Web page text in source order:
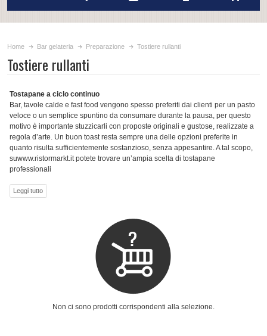
Home Bar gelateria Preparazione Tostiere rullanti
Tostiere rullanti
Tostapane a ciclo continuo
Bar, tavole calde e fast food vengono spesso preferiti dai clienti per un pasto
veloce o un semplice spuntino da consumare durante la pausa, per questo
motivo è importante stuzzicarli con proposte originali e gustose, realizzate a
regola d’arte. Un buon toast resta sempre una delle opzioni preferite in
quanto risulta sufficientemente sostanzioso, senza appesantire. A tal scopo,
suwww.ristormarkt.it potete trovare un’ampia scelta di tostapane
professionali
Non ci sono prodotti corrispondenti alla selezione.